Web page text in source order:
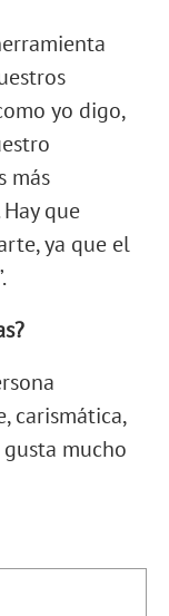
yo digo,
más
que
ya que el
carismática,
mucho